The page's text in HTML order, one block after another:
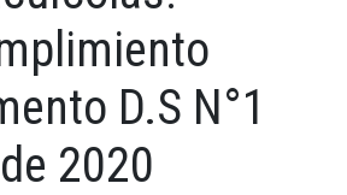
D.S N°1
de 2020